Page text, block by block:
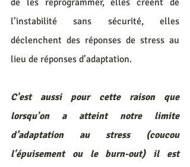
l’instabilité sans sécurité, elles
déclenchent des réponses de stress au
lieu de réponses d’adaptation.
C'est aussi pour cette raison que
lorsqu'on a atteint notre limite
d’adaptation au stress (coucou
l'épuisement ou le burn-out) il est